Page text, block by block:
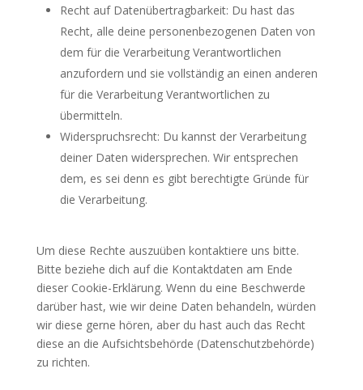
Recht auf Datenübertragbarkeit: Du hast das
Recht, alle deine personenbezogenen Daten von
dem für die Verarbeitung Verantwortlichen
anzufordern und sie vollständig an einen anderen
für die Verarbeitung Verantwortlichen zu
übermitteln.
Widerspruchsrecht: Du kannst der Verarbeitung
deiner Daten widersprechen. Wir entsprechen
dem, es sei denn es gibt berechtigte Gründe für
die Verarbeitung.
Um diese Rechte auszuüben kontaktiere uns bitte.
Bitte beziehe dich auf die Kontaktdaten am Ende
dieser Cookie-Erklärung. Wenn du eine Beschwerde
darüber hast, wie wir deine Daten behandeln, würden
wir diese gerne hören, aber du hast auch das Recht
diese an die Aufsichtsbehörde (Datenschutzbehörde)
zu richten.